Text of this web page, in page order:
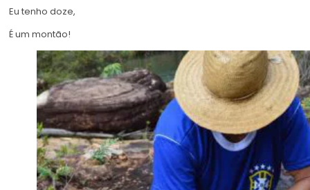
Eu tenho doze,
É um montão!